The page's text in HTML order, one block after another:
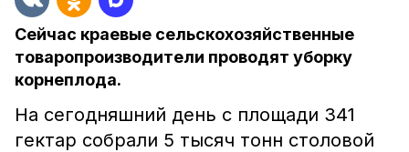
Сейчас краевые сельскохозяйственные
товаропроизводители проводят уборку
корнеплода.
На сегодняшний день с площади 341
гектар собрали 5 тысяч тонн столовой